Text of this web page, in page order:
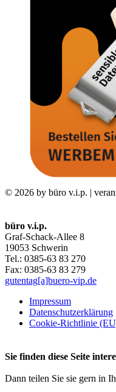
© 2026 by büro v.i.p. |
büro v.i.p.
Graf-Schack-Allee 8
19053 Schwerin
Tel.: 0385-63 83 270
Fax: 0385-63 83 279
gutentag[a]buero-vip.de
Impressum
Datenschutz­erklärung
Cookie-Richtlinie
Sie finden diese Seite
Dann teilen Sie sie gern in